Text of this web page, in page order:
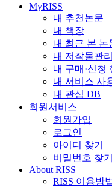
MyRISS
내 추천논문
내 책장
내 최근 본 논
내 저작물관리
내 구매·신청
내 서비스 사
내 관심 DB
회원서비스
회원가입
로그인
아이디 찾기
비밀번호 찾기
About RISS
RISS 이용방